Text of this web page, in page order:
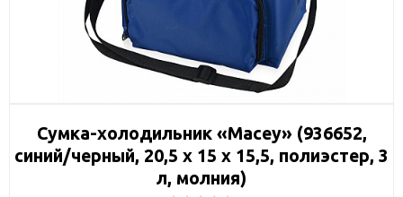
Сумка-холодильник «Macey» (936652,
синий/черный, 20,5 х 15 х 15,5, полиэстер, 3
л, молния)